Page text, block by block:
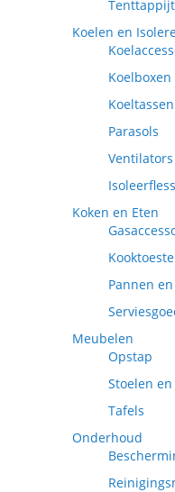
Tenttappijt
Koelen en
Koelboxen
Koeltassen
Parasols
Ventilators
Koken en Eten
Pannen
Meubelen
Opstap
Stoelen
Tafels
Onderhoud